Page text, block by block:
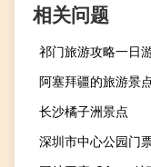
相关问题
祁门旅游攻略一日
阿塞拜疆的旅游景
长沙橘子洲景点
深圳市中心公园门